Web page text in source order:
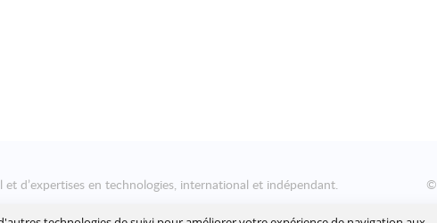
et d’expertises en technologies, international et indépendant.
©